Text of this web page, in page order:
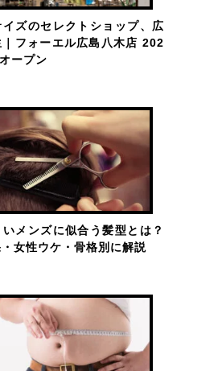
ズのセレクトショップ、広
フォーエル広島八木店 202
ープン
メンズに似合う髪型とは？
女性ウケ・骨格別に解説